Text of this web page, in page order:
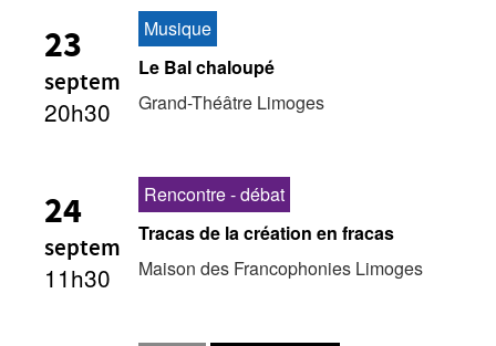
PÔLE DOCUMENTAIRE
Les Zébrures d’automne
Les Zébrures du printemps
Archives numériques
PROJET ARTISTIQUE
23
septem
20h30
Musique
Le Bal chaloupé
Grand-Théâtre Limoges
24
septem
11h30
Rencontre - débat
Tracas de la création en fracas
Maison des Francophonies Limoges